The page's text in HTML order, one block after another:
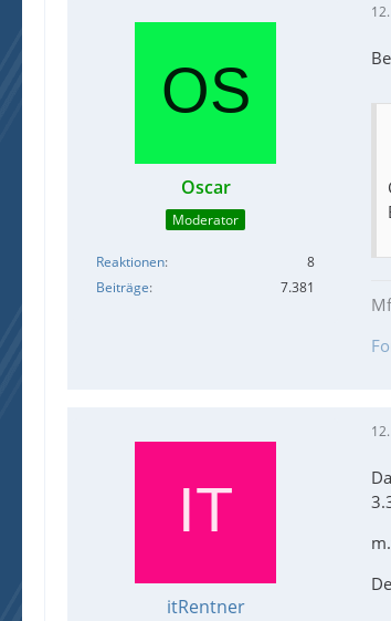
Oscar
Moderator
Reaktionen
8
Beiträge
7.381
itRentner